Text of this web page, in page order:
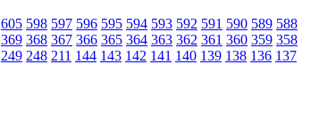
605 598 597 596 595 594 593 592 591 590 589 588
369 368 367 366 365 364 363 362 361 360 359 358
249 248 211 144 143 142 141 140 139 138 136 137